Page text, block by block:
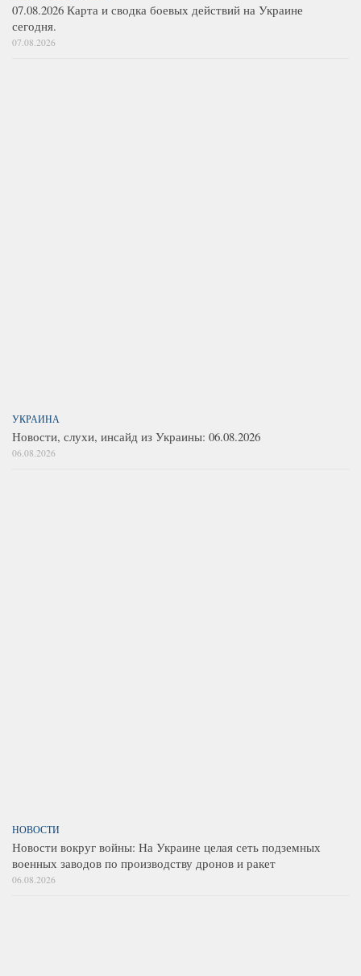
07.08.2026 Карта и сводка боевых действий на Украине
сегодня.
07.08.2026
УКРАИНА
Новости, слухи, инсайд из Украины: 06.08.2026
06.08.2026
НОВОСТИ
Новости вокруг войны: На Украине целая сеть подземных
военных заводов по производству дронов и ракет
06.08.2026